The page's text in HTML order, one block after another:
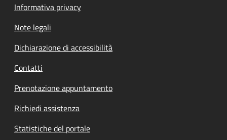
Informativa privacy
Note legali
Dichiarazione di accessibilità
Contatti
Prenotazione appuntamento
Richiedi assistenza
Statistiche del portale